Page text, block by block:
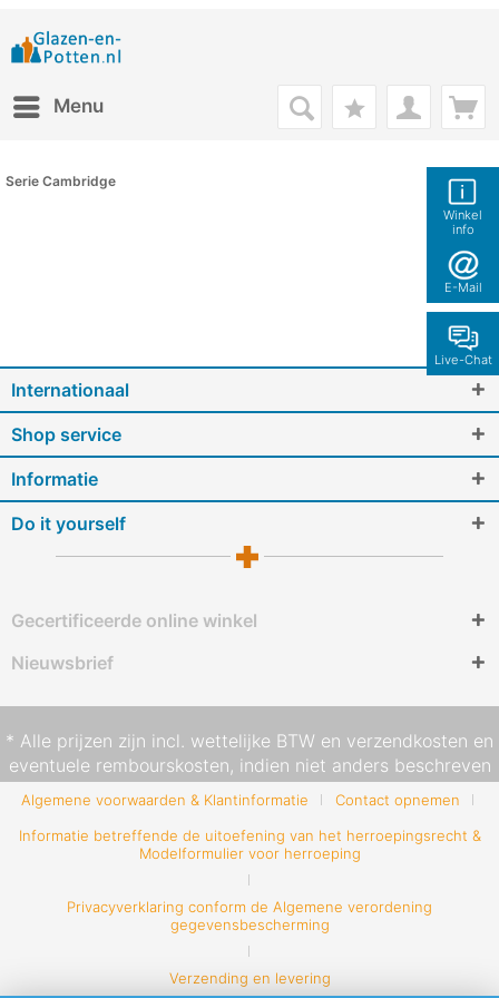
Winkel
info
E-Mail
Live-Chat
Menu
Serie Cambridge
Internationaal
Shop service
Informatie
Do it yourself
Gecertificeerde online winkel
Nieuwsbrief
* Alle prijzen zijn incl. wettelijke BTW en verzendkosten en
eventuele rembourskosten, indien niet anders beschreven
Algemene voorwaarden & Klantinformatie
Contact opnemen
Informatie betreffende de uitoefening van het herroepingsrecht &
Modelformulier voor herroeping
Privacyverklaring conform de Algemene verordening
gegevensbescherming
Verzending en levering